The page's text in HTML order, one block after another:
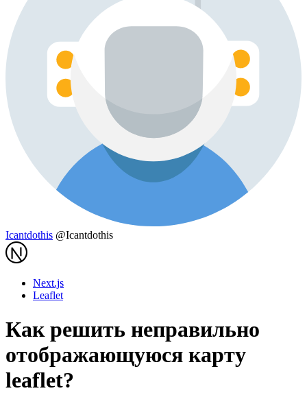
Icantdothis @Icantdothis
Next.js
Leaflet
Как решить неправильно
отображающуюся карту
leaflet?